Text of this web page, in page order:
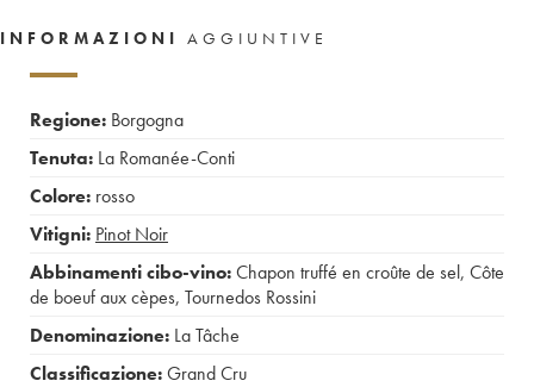
INFORMAZIONI AGGIUNTIVE
Regione: Borgogna
Tenuta: La Romanée-Conti
Colore: rosso
Vitigni: Pinot Noir
Abbinamenti cibo-vino:Chapon truffé en croûte de sel, Côte
de boeuf aux cèpes, Tournedos Rossini
Denominazione: La Tâche
Classificazione:Grand Cru